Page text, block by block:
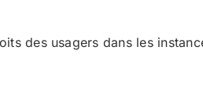
des usagers dans les